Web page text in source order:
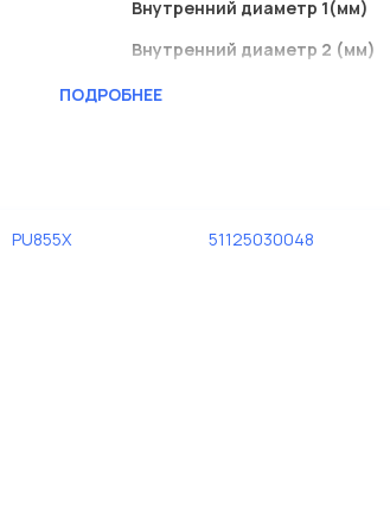
Внутренний диаметр 1(мм)
Внутренний диаметр 2 (мм)
Высота [мм]
ПОДРОБНЕЕ
PU855X
51125030048